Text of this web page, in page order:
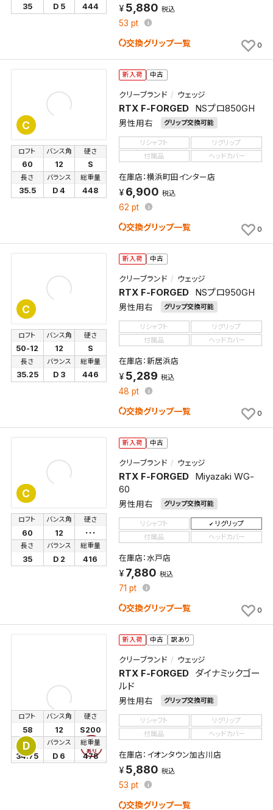
35 D 5 444 5,880 税込
53 pt
交換グリップ一覧 0
C
新入荷 中古
クリーブランド ウェッジ
RTX F-FORGED NSプロ850GH
男性用右 グリップ交換可能
ロフト
60
バンス角
12
硬さ
S
長さ
35.5
バランス
D 4
総重量
448
リシャフト
リグリップ
付属品
ヘッドカバー
在庫店：横浜町田インター店
6,900 税込
62 pt
交換グリップ一覧 0
C
新入荷 中古
クリーブランド ウェッジ
RTX F-FORGED NSプロ950GH
男性用右 グリップ交換可能
ロフト
50-12
バンス角
12
硬さ
S
長さ
35.25
バランス
D 3
総重量
446
リシャフト
リグリップ
付属品
ヘッドカバー
在庫店：新居浜店
5,289 税込
48 pt
交換グリップ一覧 0
C
新入荷 中古
クリーブランド ウェッジ
RTX F-FORGED
Miyazaki WG-
60
男性用右 グリップ交換可能
ロフト
60
バンス角
12
硬さ
･･･
長さ
35
バランス
D 2
総重量
416
リシャフト
リグリップ
付属品
ヘッドカバー
在庫店：水戸店
7,880 税込
71 pt
交換グリップ一覧 0
D
新入荷 中古 訳あり
クリーブランド ウェッジ
RTX F-FORGED
ダイナミックゴー
ルド
男性用右 グリップ交換可能
ロフト
58
バンス角
12
硬さ
S200
長さ
34.75
バランス
D 6
総重量
478
リシャフト
リグリップ
付属品
ヘッドカバー
在庫店：イオンタウン加古川店
5,880 税込
53 pt
交換グリップ一覧